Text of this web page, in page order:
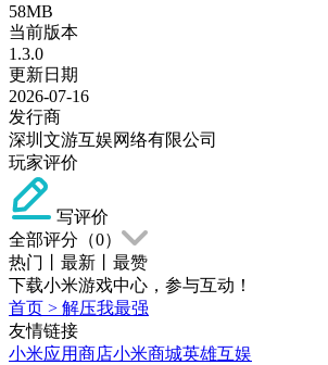
58MB
当前版本
1.3.0
更新日期
2026-07-16
发行商
深圳文游互娱网络有限公司
玩家评价
写评价
全部评分（0）
热门
最新
最赞
下载小米游戏中心，参与互动！
首页 > 解压我最强
友情链接
小米应用商店小米商城英雄互娱